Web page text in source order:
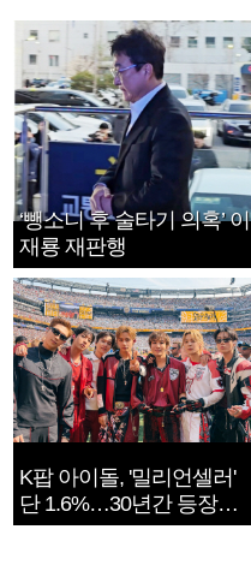
‘뺑소니 후 술타기 의혹’ 이
재룡 재판행
K팝 아이돌, '밀리언셀러'
단 1.6%…30년간 등장
1182개팀 전수조사